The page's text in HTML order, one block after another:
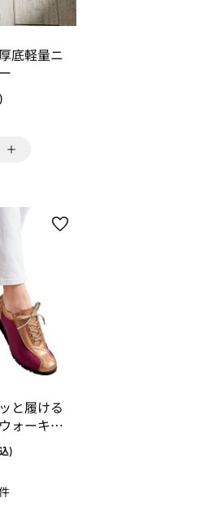
底軽量ニ
と履ける
ォーキン
)